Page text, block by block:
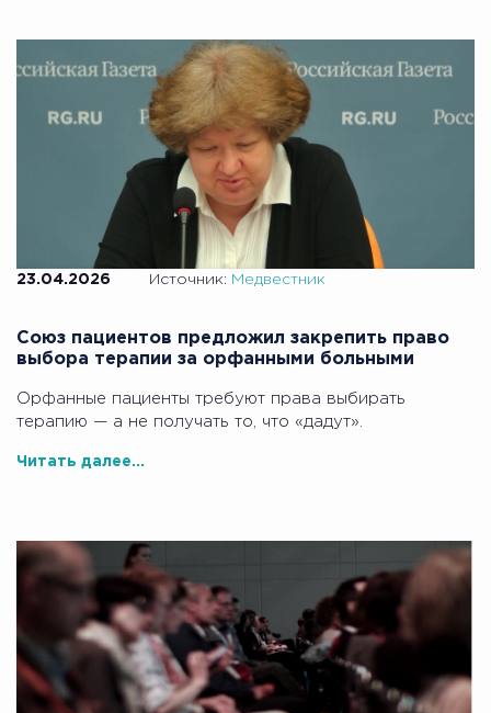
23.04.2026 Источник: Медвестник
Союз пациентов предложил закрепить право
выбора терапии за орфанными больными
Орфанные пациенты требуют права выбирать
терапию — а не получать то, что «дадут».
Читать далее...